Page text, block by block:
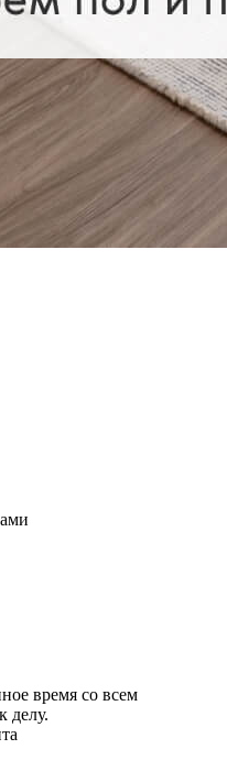
время со всем
делу.